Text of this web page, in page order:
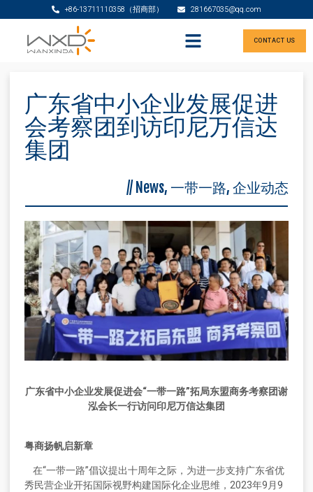
+86-13711110358（招商部） 281667035@qq.com
CONTACT US
广东省中小企业发展促进
会考察团到访印尼万信达
集团
// News, 一带一路, 企业动态
广东省中小企业发展促进会“一带一路”拓局东盟商务考察团谢
泓会长一行访问印尼万信达集团
粤商扬帆启新章
在“一带一路”倡议提出十周年之际，为进一步支持广东省优
秀民营企业开拓国际视野构建国际化企业思维，2023年9月9